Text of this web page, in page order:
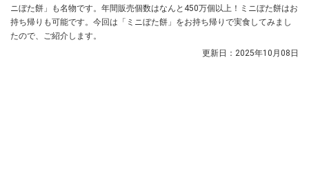
ニぼた餅」も名物です。年間販売個数はなんと450万個以上！ミニぼた餅はお
持ち帰りも可能です。今回は「ミニぼた餅」をお持ち帰りで実食してみまし
たので、ご紹介します。
更新日： 2025年10月08日